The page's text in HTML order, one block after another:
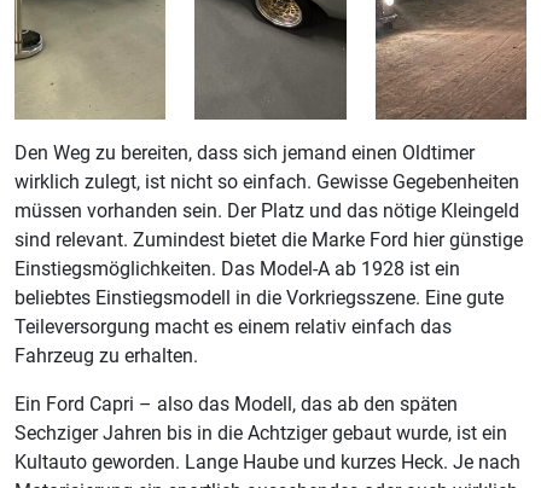
Den Weg zu bereiten, dass sich jemand einen Oldtimer
wirklich zulegt, ist nicht so einfach. Gewisse Gegebenheiten
müssen vorhanden sein. Der Platz und das nötige Kleingeld
sind relevant. Zumindest bietet die Marke Ford hier günstige
Einstiegsmöglichkeiten. Das Model-A ab 1928 ist ein
beliebtes Einstiegsmodell in die Vorkriegsszene. Eine gute
Teileversorgung macht es einem relativ einfach das
Fahrzeug zu erhalten.
Ein Ford Capri – also das Modell, das ab den späten
Sechziger Jahren bis in die Achtziger gebaut wurde, ist ein
Kultauto geworden. Lange Haube und kurzes Heck. Je nach